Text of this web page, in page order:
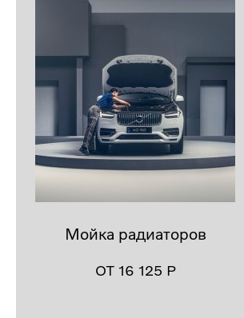
Мойка радиаторов
ОТ 16 125 Р